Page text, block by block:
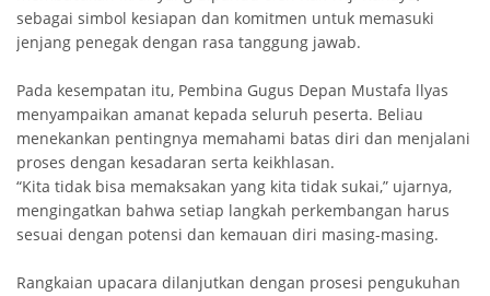
sebagai simbol kesiapan dan komitmen untuk memasuki
jenjang penegak dengan rasa tanggung jawab.
Pada kesempatan itu, Pembina Gugus Depan Mustafa llyas
menyampaikan amanat kepada seluruh peserta. Beliau
menekankan pentingnya memahami batas diri dan menjalani
proses dengan kesadaran serta keikhlasan.
“Kita tidak bisa memaksakan yang kita tidak sukai,” ujarnya,
mengingatkan bahwa setiap langkah perkembangan harus
sesuai dengan potensi dan kemauan diri masing-masing.
Rangkaian upacara dilanjutkan dengan prosesi pengukuhan